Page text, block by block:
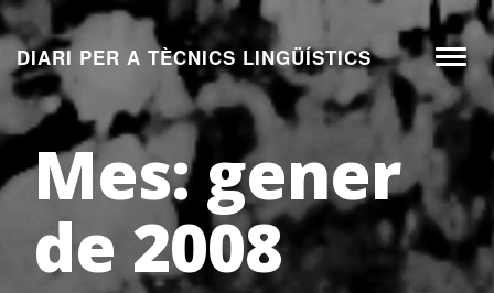
Aneu
al
contingut
DIARI PER A TÈCNICS LINGÜÍSTICS
Mes:gener
de 2008